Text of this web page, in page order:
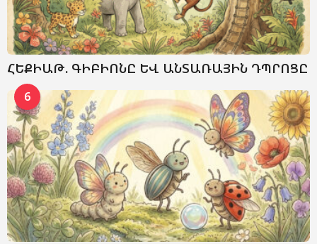
ՀԵՔԻԱԹ. ԳԻԲԻՈՆԸ ԵՎ ԱՆՏԱՌԱՅԻՆ ԴՊՐՈՑԸ
6